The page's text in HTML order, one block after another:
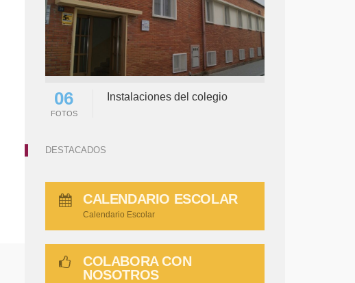
06
FOTOS
Instalaciones del colegio
DESTACADOS
CALENDARIO ESCOLAR
Calendario Escolar
COLABORA CON
NOSOTROS